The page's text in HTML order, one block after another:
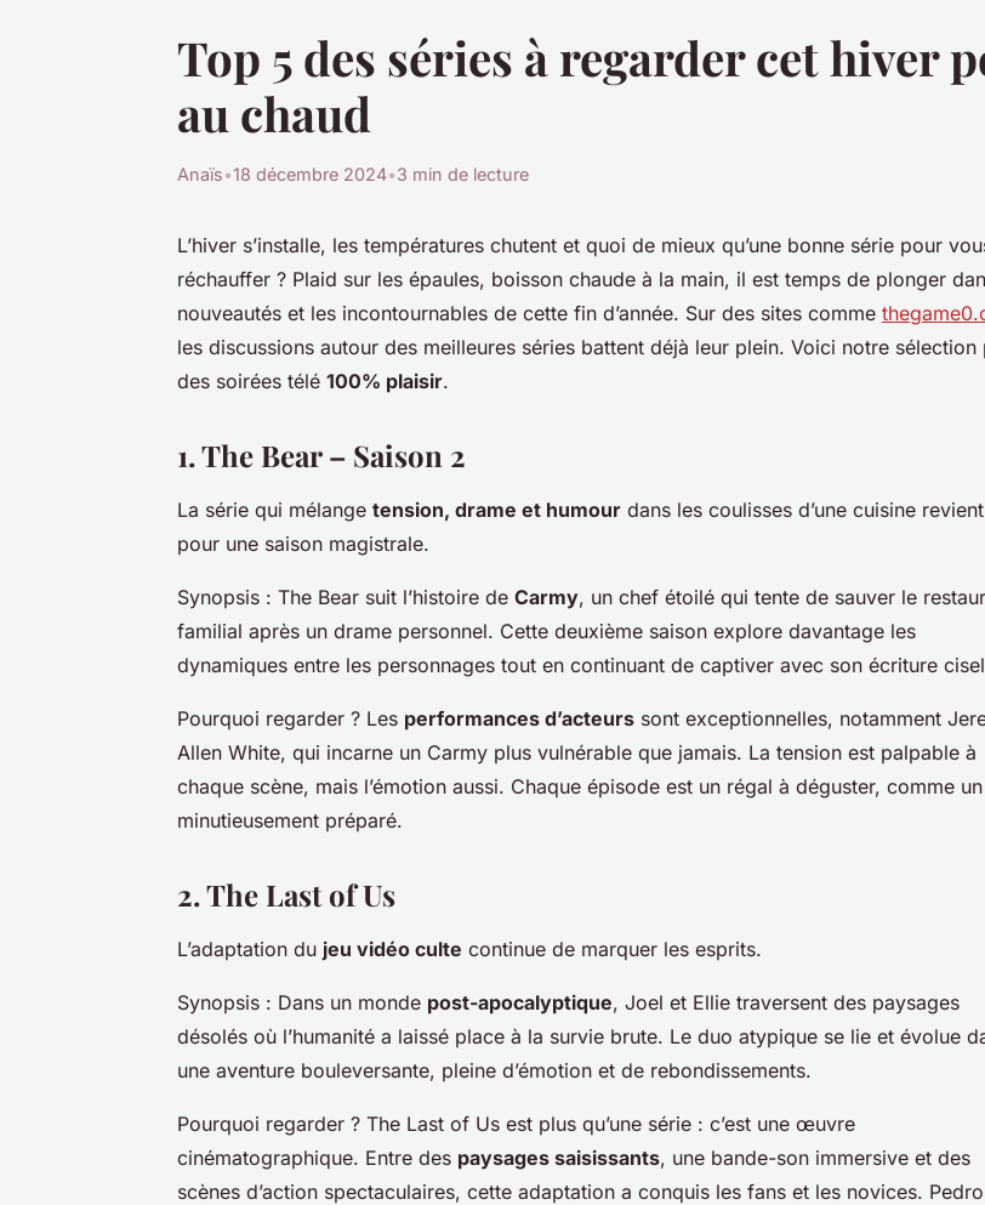
Top 5 des séries à regarder cet hiver
au chaud
Anaïs•18 décembre 2024•3 min de lecture
L’hiver s’installe, les températures chutent et quoi de mieux qu’une bonne série pour
réchauffer ? Plaid sur les épaules, boisson chaude à la main, il est temps de plonger
nouveautés et les incontournables de cette fin d’année. Sur des sites comme
les discussions autour des meilleures séries battent déjà leur plein. Voici notre sélection
des soirées télé 100% plaisir.
1. The Bear – Saison 2
La série qui mélange tension, drame et humour dans les coulisses d’une cuisine revient
pour une saison magistrale.
Synopsis : The Bear suit l’histoire de Carmy, un chef étoilé qui tente de sauver le
familial après un drame personnel. Cette deuxième saison explore davantage les
dynamiques entre les personnages tout en continuant de captiver avec son écriture
Pourquoi regarder ? Les performances d’acteurs sont exceptionnelles, notamment
Allen White, qui incarne un Carmy plus vulnérable que jamais. La tension est palpable à
chaque scène, mais l’émotion aussi. Chaque épisode est un régal à déguster, comme
minutieusement préparé.
2. The Last of Us
L’adaptation du jeu vidéo culte continue de marquer les esprits.
Synopsis : Dans un monde post-apocalyptique, Joel et Ellie traversent des paysages
désolés où l’humanité a laissé place à la survie brute. Le duo atypique se lie et évolue
une aventure bouleversante, pleine d’émotion et de rebondissements.
Pourquoi regarder ? The Last of Us est plus qu’une série : c’est une œuvre
cinématographique. Entre des paysages saisissants, une bande-son immersive et des
scènes d’action spectaculaires, cette adaptation a conquis les fans et les novices. Pedro